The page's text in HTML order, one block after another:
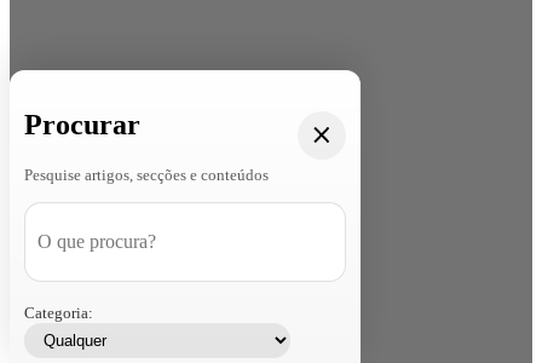
Procurar
Pesquise artigos, secções e conteúdos
Categoria: